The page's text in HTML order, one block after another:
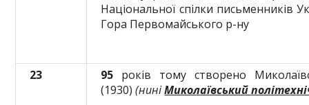
Національної спілки письменників
Гора Первомайського р-ну
23 95 років тому створено
(1930) (ниніМиколаївський